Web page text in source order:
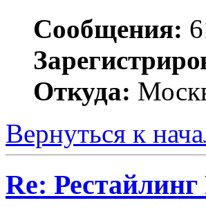
Сообщения:
Откуда:
Вернуться к
Re: Рестайлинг